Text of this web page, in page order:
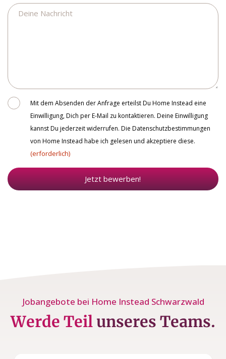
Nachricht
ConsentMit dem Absenden der Anfrage erteilst Du Home Instead eine
Einwilligung, Dich per E-Mail zu kontaktieren. Deine Einwilligung
kannst Du jederzeit widerrufen. Die Datenschutzbestimmungen
von Home Instead habe ich gelesen und akzeptiere diese.
(erforderlich)
Jetzt bewerben!
Jobangebote bei Home Instead Schwarzwald
Werde Teil unseres Teams.